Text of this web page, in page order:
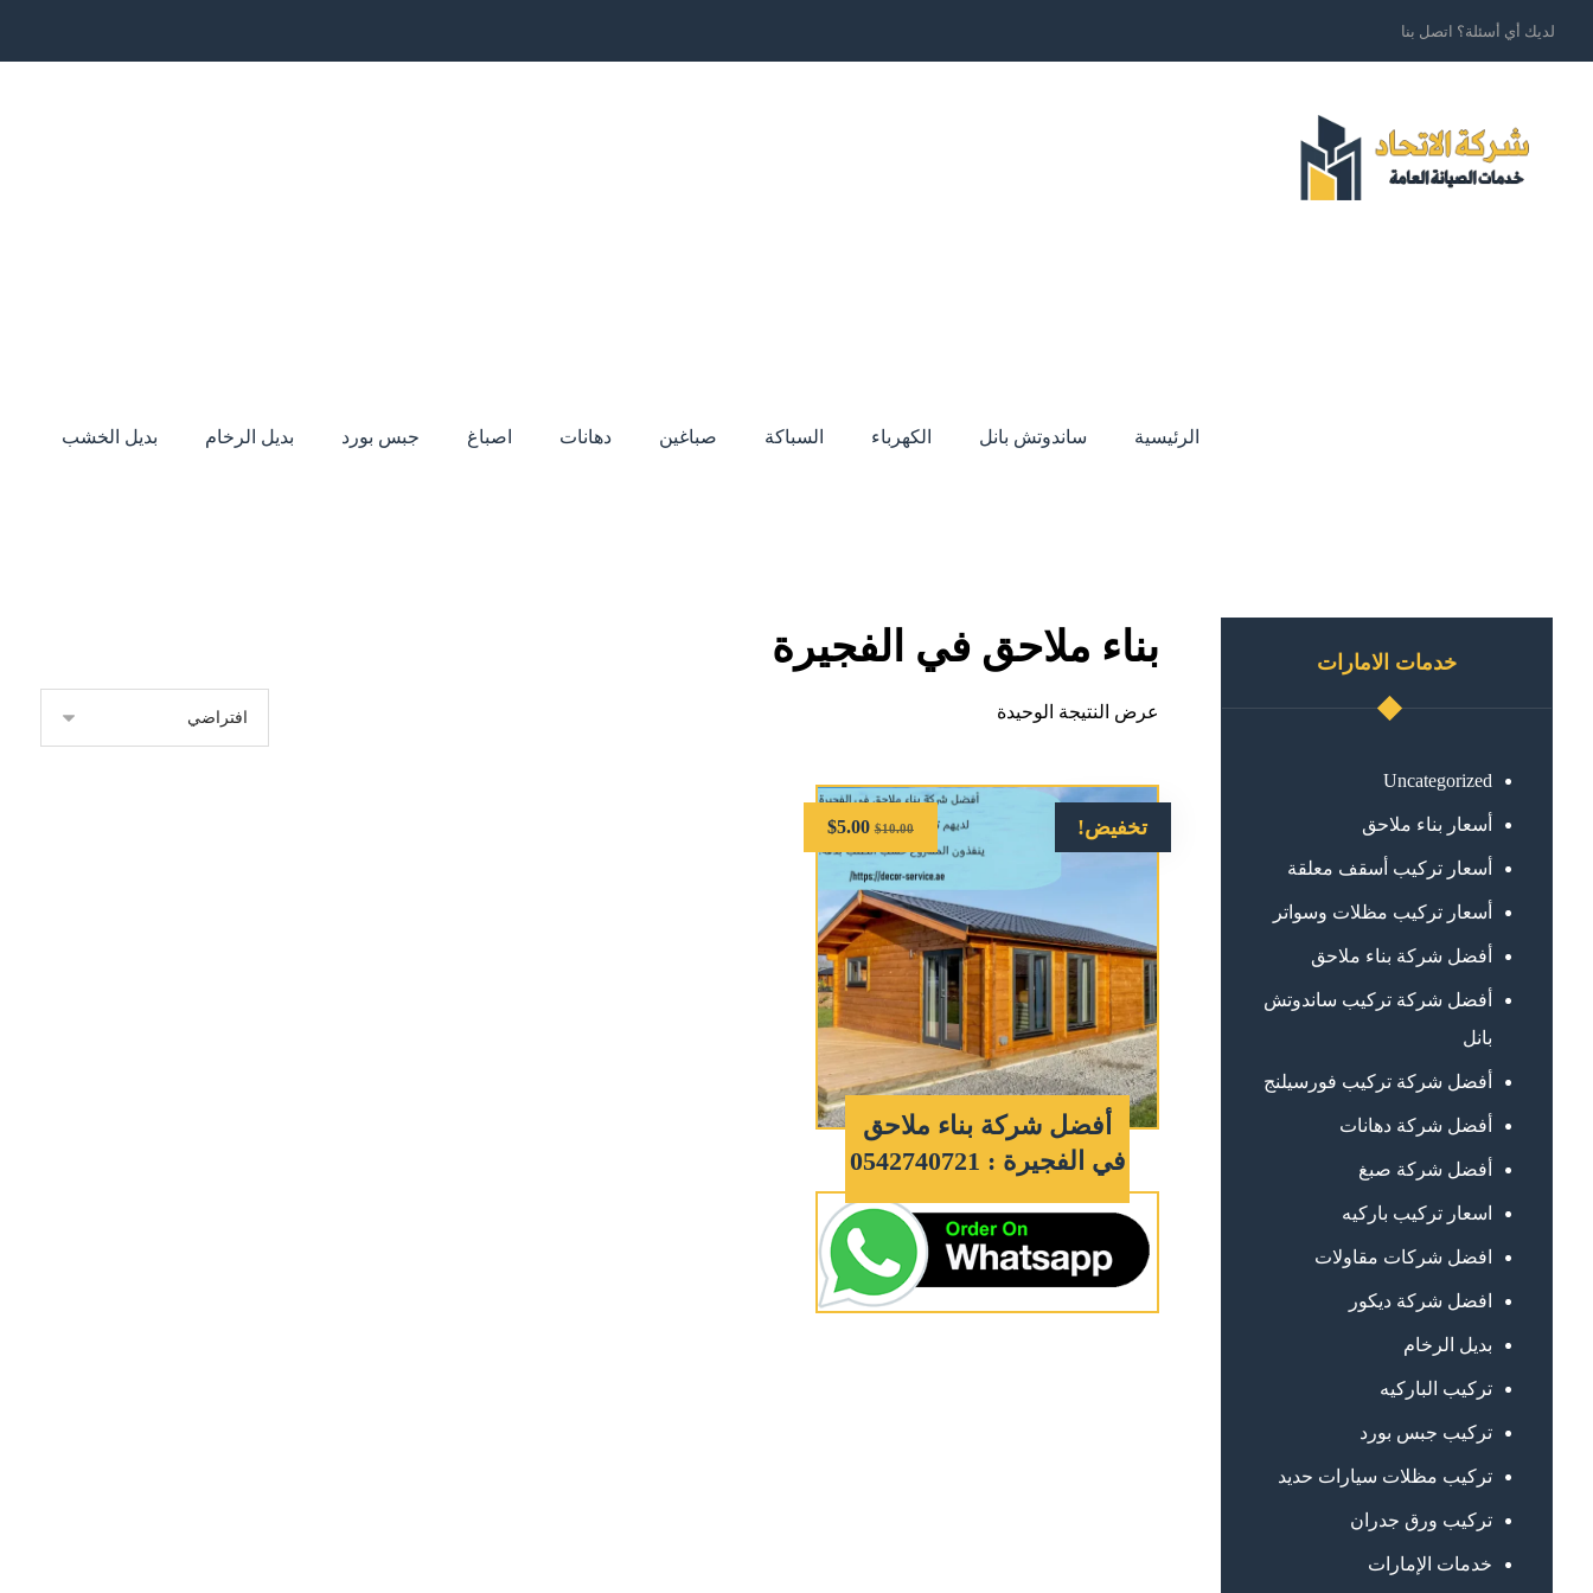
لديك أي أسئلة؟ اتصل بنا
الرئيسية ساندوتش بانل الكهرباء السباكة صباغين دهانات اصباغ جبس بورد بديل الرخام بديل الخشب
بناء ملاحق في الفجيرة
عرض النتيجة الوحيدة
تخفيض!
أفضل شركة بناء ملاحق
في الفجيرة : 0542740721
$10.00
$5.00
خدمات الامارات
Uncategorized
أسعار بناء ملاحق
أسعار تركيب أسقف معلقة
أسعار تركيب مظلات وسواتر
أفضل شركة بناء ملاحق
أفضل شركة تركيب ساندوتش
بانل
أفضل شركة تركيب فورسيلنج
أفضل شركة دهانات
أفضل شركة صبغ
اسعار تركيب باركيه
افضل شركات مقاولات
افضل شركة ديكور
بديل الرخام
تركيب الباركيه
تركيب جبس بورد
تركيب مظلات سيارات حديد
تركيب ورق جدران
خدمات الإمارات